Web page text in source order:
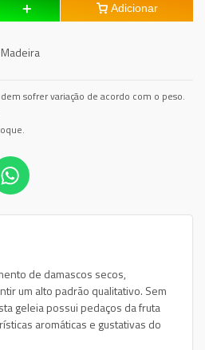
Adicionar
Madeira
sofrer variação de acordo com o peso.
de damascos secos,
um alto padrão qualitativo. Sem
geleia possui pedaços da fruta
aromáticas e gustativas do